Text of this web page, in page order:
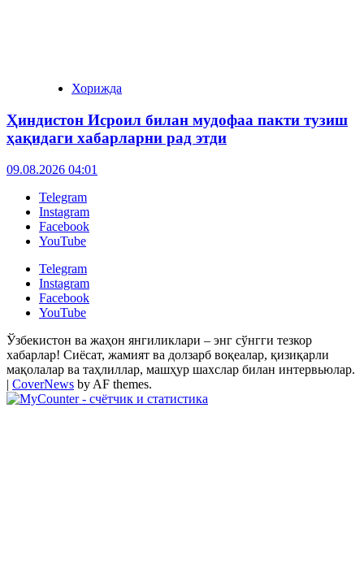
Хорижда
Ҳиндистон Исроил билан мудофаа пакти тузиш
ҳақидаги хабарларни рад этди
09.08.2026 04:01
Telegram
Instagram
Facebook
YouTube
Telegram
Instagram
Facebook
YouTube
Ўзбекистон ва жаҳон янгиликлари – энг сўнгги тезкор
хабарлар! Сиёсат, жамият ва долзарб воқеалар, қизиқарли
мақолалар ва таҳлиллар, машҳур шахслар билан интервьюлар.
| CoverNews by AF themes.